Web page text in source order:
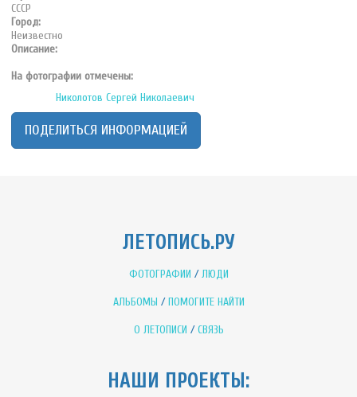
СССР
Город:
Неизвестно
Описание:
На фотографии отмечены:
Николотов Сергей Николаевич
ПОДЕЛИТЬСЯ ИНФОРМАЦИЕЙ
ЛЕТОПИСЬ.РУ
ФОТОГРАФИИ /ЛЮДИ
АЛЬБОМЫ /ПОМОГИТЕ НАЙТИ
О ЛЕТОПИСИ /СВЯЗЬ
НАШИ ПРОЕКТЫ: